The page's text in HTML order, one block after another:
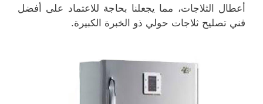
أعطال الثلاجات، مما يجعلنا بحاجة للاعتماد على أفضل
فني تصليح ثلاجات حولي ذو الخبرة الكبيرة.